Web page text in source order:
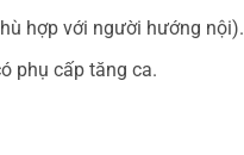
hợp với người hướng nội).
phụ cấp tăng ca.